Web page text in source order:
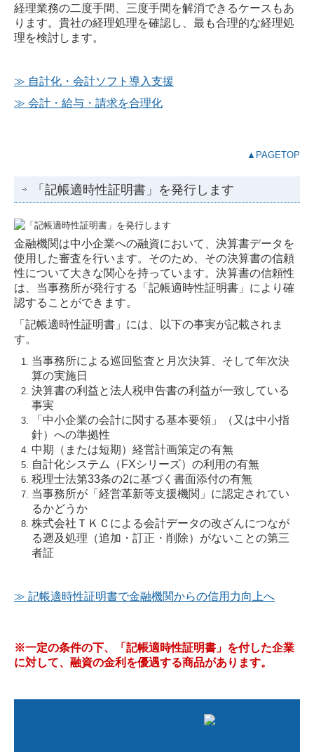
経理業務の二度手間、三度手間を解消できるケースもあ
ります。貴社の経理処理を確認し、最も合理的な経理処
理を検討します。
≫ 自計化・会計ソフト導入支援
≫ 会計・給与・請求を合理化
▲PAGETOP
「記帳適時性証明書」を発行します
金融機関は中小企業への融資において、決算書データを
使用した審査を行います。そのため、その決算書の信頼
性について大きな関心を持っています。決算書の信頼性
は、当事務所が発行する「記帳適時性証明書」により確
認することができます。
「記帳適時性証明書」には、以下の事実が記載されま
す。
当事務所による巡回監査と月次決算、そして年次決
算の実施日
決算書の利益と法人税申告書の利益が一致している
事実
「中小企業の会計に関する基本要領」（又は中小指
針）への準拠性
中期（または短期）経営計画策定の有無
自計化システム（FXシリーズ）の利用の有無
税理士法第33条の2に基づく書面添付の有無
当事務所が「経営革新等支援機関」に認定されてい
るかどうか
株式会社ＴＫＣによる会計データの改ざんにつなが
る遡及処理（追加・訂正・削除）がないことの第三
者証
≫ 記帳適時性証明書で金融機関からの信用力向上へ
※一定の条件の下、「記帳適時性証明書」を付した企業
に対して、融資の金利を優遇する商品があります。